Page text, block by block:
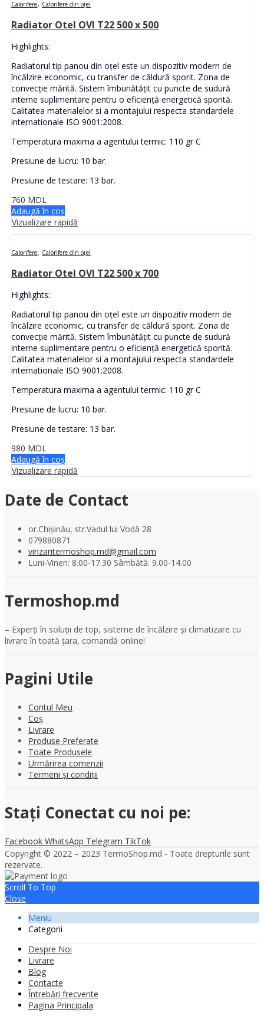
Calorifere, Calorifere din oțel
Radiator Otel OVI T22 500 x 500
Highlights:
Radiatorul tip panou din oțel este un dispozitiv modern de
încălzire economic, cu transfer de căldură sporit. Zona de
convecție mărită. Sistem îmbunătățit cu puncte de sudură
interne suplimentare pentru o eficiență energetică sporită.
Calitatea materialelor si a montajului respecta standardele
internationale ISO 9001:2008.
Temperatura maxima a agentului termic: 110 gr C
Presiune de lucru: 10 bar.
Presiune de testare: 13 bar.
760 MDL
Adaugă în coș
Vizualizare rapidă
Calorifere, Calorifere din oțel
Radiator Otel OVI T22 500 x 700
Highlights:
Radiatorul tip panou din oțel este un dispozitiv modern de
încălzire economic, cu transfer de căldură sporit. Zona de
convecție mărită. Sistem îmbunătățit cu puncte de sudură
interne suplimentare pentru o eficiență energetică sporită.
Calitatea materialelor si a montajului respecta standardele
internationale ISO 9001:2008.
Temperatura maxima a agentului termic: 110 gr C
Presiune de lucru: 10 bar.
Presiune de testare: 13 bar.
980 MDL
Adaugă în coș
Vizualizare rapidă
Date de Contact
or.Chișinău, str.Vadul lui Vodă 28
079880871
vinzaritermoshop.md@gmail.com
Luni-Vineri: 8.00-17.30 Sâmbătă: 9.00-14.00
Termoshop.md
– Experți în soluții de top, sisteme de încălzire și climatizare cu
livrare în toată țara, comandă online!
Pagini Utile
Contul Meu
Coș
Livrare
Produse Preferate
Toate Produsele
Urmărirea comenzii
Termeni și condiții
Stați Conectat cu noi pe:
Facebook WhatsApp Telegram TikTok
Copyright © 2022 – 2023 TermoShop.md - Toate drepturile sunt
rezervate.
Scroll To Top
Close
Meniu
Categorii
Despre Noi
Livrare
Blog
Contacte
Întrebări frecvente
Pagina Principala